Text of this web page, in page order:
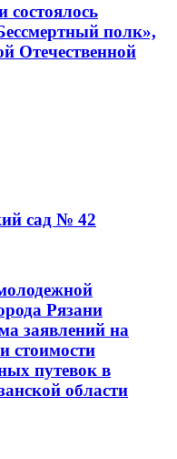
полк»,
Отечественной
сад № 42
Рязани
заявлений на
стоимости
путевок в
области